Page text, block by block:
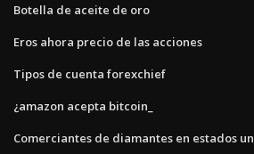
Botella de aceite de oro
Eros ahora precio de las acciones
Tipos de cuenta forexchief
¿amazon acepta bitcoin_
Comerciantes de diamantes en estados